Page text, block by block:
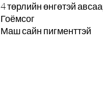
4 төрлийн өнгөтэй
Гоёмсог
Маш сайн пигменттэй